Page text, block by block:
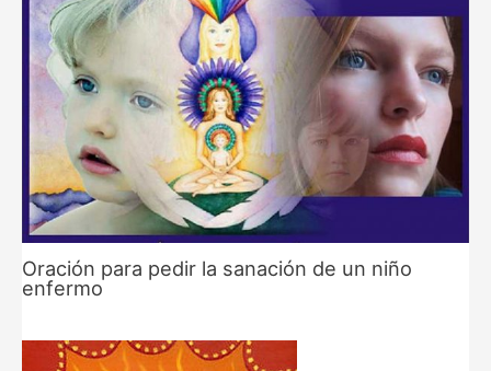
Oración para pedir la sanación de un niño
enfermo